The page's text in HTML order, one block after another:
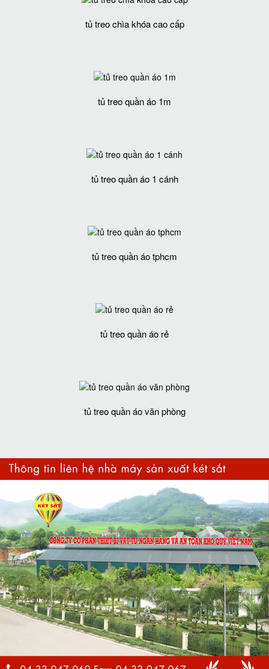
tủ treo chìa khóa cao cấp
tủ treo quần áo 1m
tủ treo quần áo 1 cánh
tủ treo quần áo tphcm
tủ treo quần áo rẻ
tủ treo quần áo văn phòng